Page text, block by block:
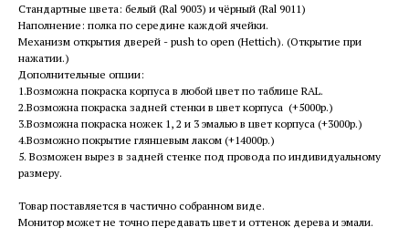
Стандартные цвета: белый (Ral 9003) и чёрный (Ral 9011)
Наполнение: полка по середине каждой ячейки.
Механизм открытия дверей - push to open (Hettich). (Открытие при
нажатии.)
Дополнительные опции:
1.Возможна покраска корпуса в любой цвет по таблице RAL.
2.Возможна покраска задней стенки в цвет корпуса (+5000р.)
3.Возможна покраска ножек 1, 2 и 3 эмалью в цвет корпуса (+3000р.)
4.Возможно покрытие глянцевым лаком (+14000р.)
5. Возможен вырез в задней стенке под провода по индивидуальному
размеру.
Товар поставляется в частично собранном виде.
Монитор может не точно передавать цвет и оттенок дерева и эмали.